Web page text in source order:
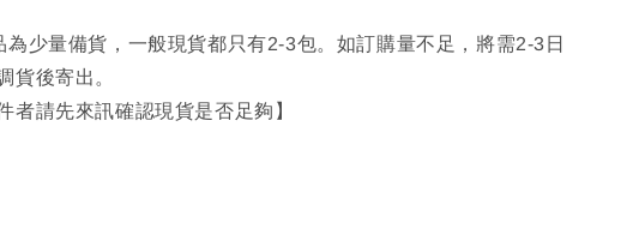
為少量備貨，一般現貨都只有2-3包。如訂購量不足，將需2-3日
貨後寄出。
者請先來訊確認現貨是否足夠】